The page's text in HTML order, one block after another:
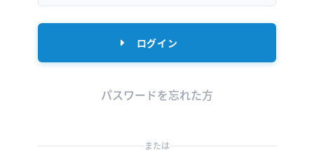
ログイン
パスワードを忘れた方
または